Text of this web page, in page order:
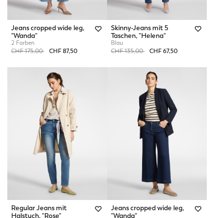
Jeans cropped wide leg,
"Wanda"
2 Farben
Price reduced from
CHF 175,00toCHF 87,50
Skinny-Jeans mit 5
Taschen, "Helena"
Blau
Price reduced from
CHF 135,00toCHF 67,50
Regular Jeans mit
Halstuch, "Rose"
Jeans cropped wide leg,
"Wanda"